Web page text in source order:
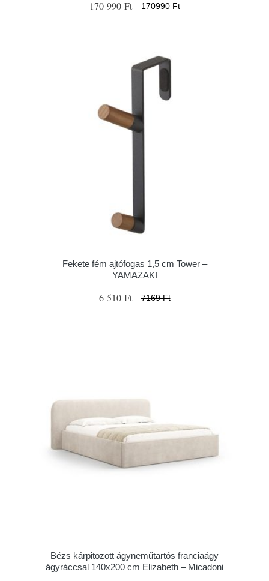
170 990 Ft 170990 Ft
Fekete fém ajtófogas 1,5 cm Tower –
YAMAZAKI
6 510 Ft 7169 Ft
Bézs kárpitozott ágyneműtartós franciaágy
ágyráccsal 140x200 cm Elizabeth – Micadoni